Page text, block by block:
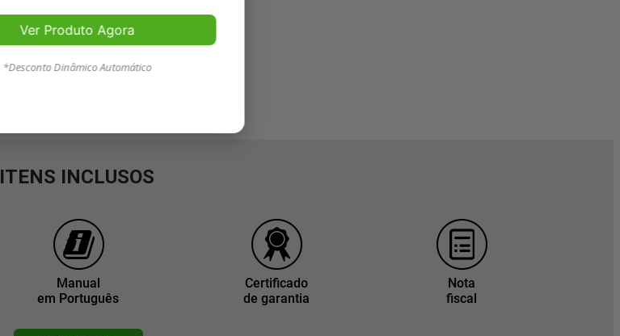
Ver Produto Agora
*Desconto Dinâmico Automático
ITENS INCLUSOS
Manual
em Português
Certificado
de garantia
Nota
fiscal